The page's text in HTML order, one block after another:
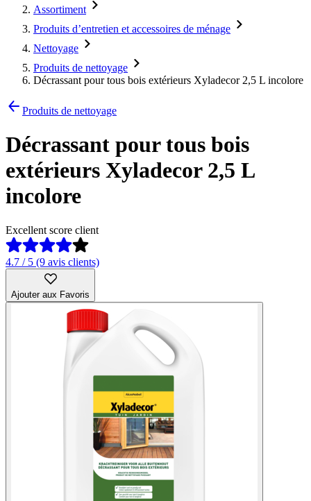
Assortiment
Produits d’entretien et accessoires de ménage
Nettoyage
Produits de nettoyage
Décrassant pour tous bois extérieurs Xyladecor 2,5 L incolore
Produits de nettoyage
Décrassant pour tous bois
extérieurs Xyladecor 2,5 L
incolore
Excellent score client
4.7 / 5 (9 avis clients)
Ajouter aux Favoris